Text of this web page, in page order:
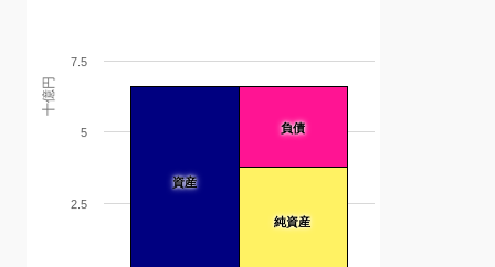
十億円
資産
負債
純資産
2.5
5
7.5